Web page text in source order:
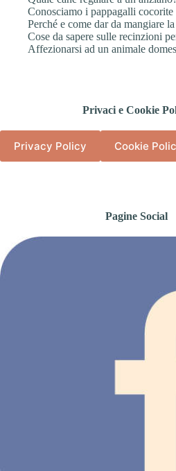
Conosciamo i pappagalli cocorite
Perché e come dar da mangiare
Cose da sapere sulle recinzioni
Affezionarsi ad un animale
Privaci e Cookie
Privacy Policy Cookie
Pagine Social